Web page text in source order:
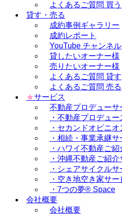
よくあるご質問 買う
貸す・売る
成約事例ギャラリー
成約レポート
YouTube チャンネル
貸したいオーナー様
売りたいオーナー様
よくあるご質問 貸す
よくあるご質問 売る
★サービス
不動産プロデュー
・不動産プロデュ
・セカンドオピニ
・相続・事業承継
・ハワイ不動産ご
・沖縄不動産ご紹介
・シェアサイクルサ
・空き地空き家サー
・7つの夢® Space
会社概要
会社概要